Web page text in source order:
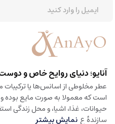
آنایو؛ دنیای روایح خاص و
عطر مخلوطی از اسانس‌ها یا ترکیبات
است که معمولا به صورت مایع بوده
حیوانات، غذا، اشیا، و محل زندگی
سازندهٔ ع نمایش بیشتر